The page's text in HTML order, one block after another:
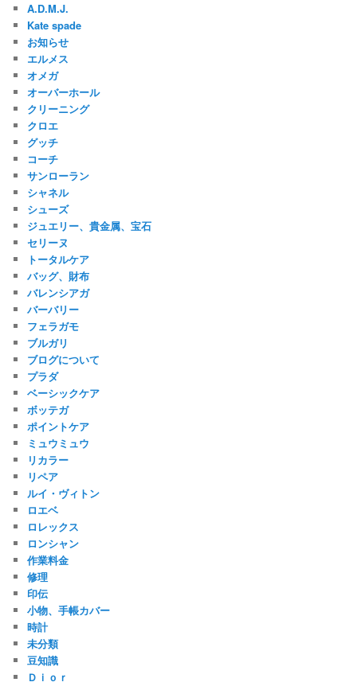
A.D.M.J.
Kate spade
お知らせ
エルメス
オメガ
オーバーホール
クリーニング
クロエ
グッチ
コーチ
サンローラン
シャネル
シューズ
ジュエリー、貴金属、宝石
セリーヌ
トータルケア
バッグ、財布
バレンシアガ
バーバリー
フェラガモ
ブルガリ
ブログについて
プラダ
ベーシックケア
ボッテガ
ポイントケア
ミュウミュウ
リカラー
リペア
ルイ・ヴィトン
ロエベ
ロレックス
ロンシャン
作業料金
修理
印伝
小物、手帳カバー
時計
未分類
豆知識
Ｄｉｏｒ